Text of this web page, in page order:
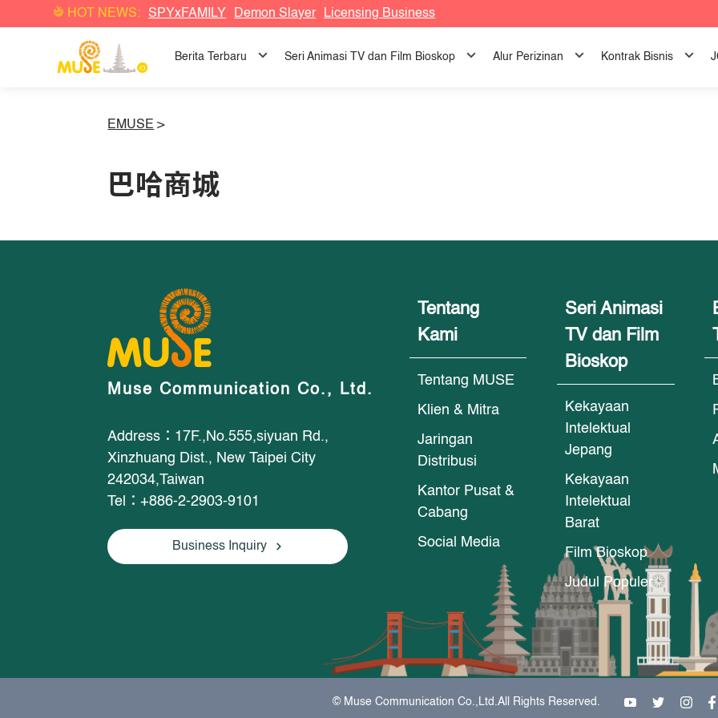
HOT NEWS: SPYxFAMILY Demon Slayer Licensing Business
Berita Terbaru Seri Animasi TV dan Film Bioskop Alur Perizinan Kontrak Bisnis
EMUSE >
巴哈商城
Muse Communication Co., Ltd.
Address：17F.,No.555,siyuan Rd.,
Xinzhuang Dist., New Taipei City
242034,Taiwan
Tel：+886-2-2903-9101
Business Inquiry
Tentang
Kami
Tentang MUSE
Klien & Mitra
Jaringan
Distribusi
Kantor Pusat &
Cabang
Social Media
Seri Animasi
TV dan Film
Bioskop
Kekayaan
Intelektual
Jepang
Kekayaan
Intelektual
Barat
Film Bioskop
Judul Populer
© Muse Communication Co.,Ltd.All Rights Reserved.